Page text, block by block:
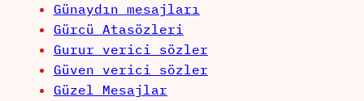
Günaydın mesajları
Gürcü Atasözleri
Gurur verici sözler
Güven verici sözler
Güzel Mesajlar